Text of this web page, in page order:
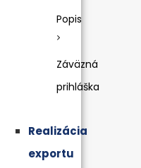
Popis
Záväzná
prihláška
Realizácia
exportu